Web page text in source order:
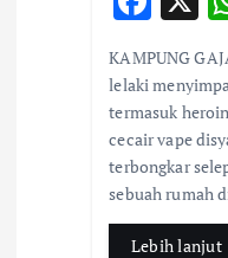
ac
e
b
o
o
k
KAMPUNG
lelaki
termasuk
cecair vape
terbongkar
sebuah rumah
Lebih lanjut